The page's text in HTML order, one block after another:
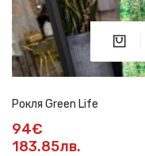
Рокля Green Life
94€
183.85лв.